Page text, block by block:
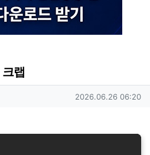
랩
작성일
2026.06.26 06:20